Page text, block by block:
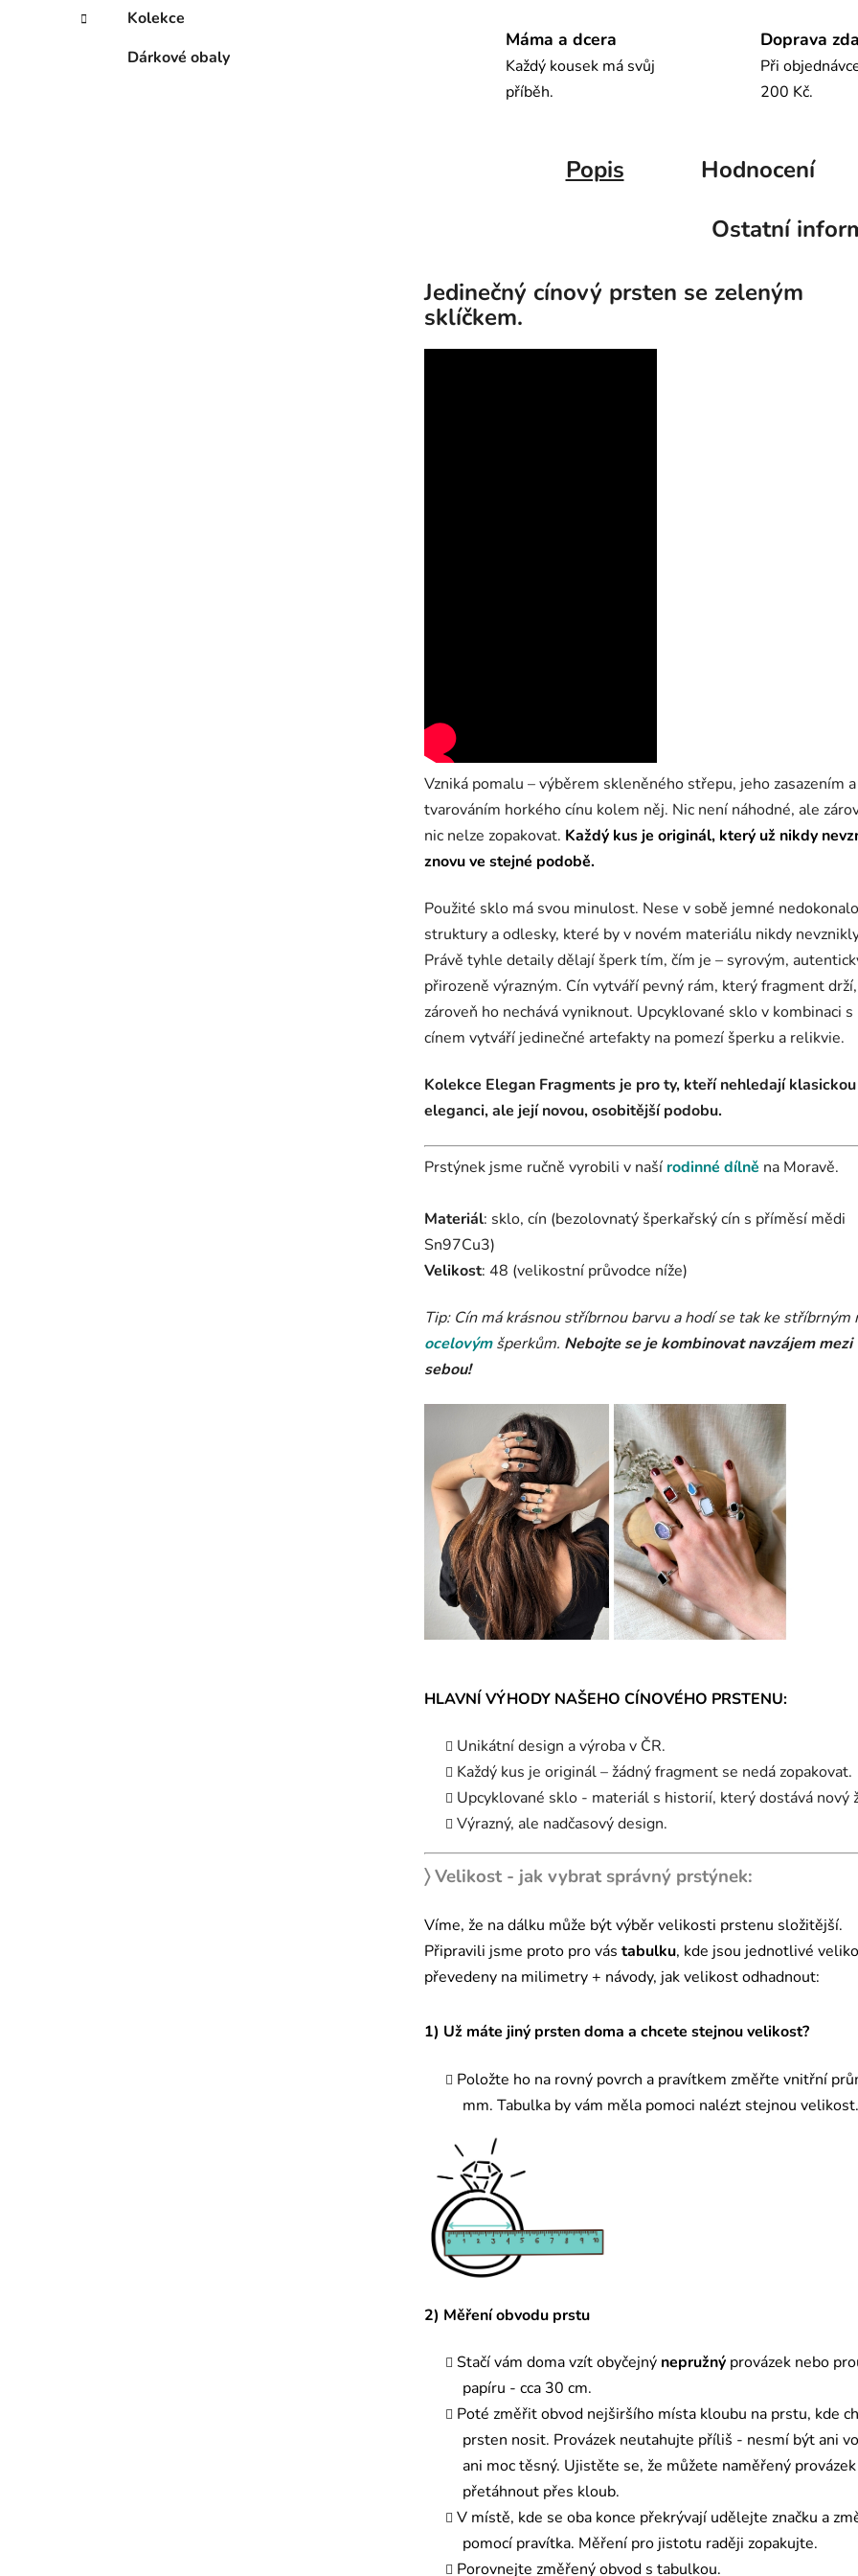
Kolekce
Dárkové obaly
Máma a dcera
Každý kousek má svůj
příběh.
Doprava
Při
200 Kč.
Popis
Hodnocení
Ostatní
Jedinečný cínový prsten se zeleným
sklíčkem.
Vzniká pomalu – výběrem skleněného střepu, jeho zasazením a
tvarováním horkého cínu kolem něj. Nic není náhodné, ale
nic nelze zopakovat. Každý kus je originál, který už nikdy
znovu ve stejné podobě.
Použité sklo má svou minulost. Nese v sobě jemné
struktury a odlesky, které by v novém materiálu nikdy
Právě tyhle detaily dělají šperk tím, čím je – syrovým,
přirozeně výrazným. Cín vytváří pevný rám, který fragment
zároveň ho nechává vyniknout. Upcyklované sklo v kombinaci s
cínem vytváří jedinečné artefakty na pomezí šperku a relikvie.
Kolekce Elegan Fragments je pro ty, kteří nehledají klasickou
eleganci, ale její novou, osobitější podobu.
Prstýnek jsme ručně vyrobili v naší rodinné dílně na Moravě.
Materiál: sklo, cín (bezolovnatý šperkařský cín s příměsí mědi
Sn97Cu3)
Velikost: 48 (velikostní průvodce níže)
Tip: Cín má krásnou stříbrnou barvu a hodí se tak ke stříbrným
ocelovýmšperkům. Nebojte se je kombinovat navzájem mezi
sebou!
HLAVNÍ VÝHODY NAŠEHO CÍNOVÉHO PRSTENU:
Unikátní design a výroba v ČR.
Každý kus je originál – žádný fragment se nedá zopakovat.
Upcyklované sklo - materiál s historií, který dostává nový
Výrazný, ale nadčasový design.
〉 Velikost - jak vybrat správný prstýnek:
Víme, že na dálku může být výběr velikosti prstenu složitější.
Připravili jsme proto pro vás tabulku, kde jsou jednotlivé
převedeny na milimetry + návody, jak velikost odhadnout:
1) Už máte jiný prsten doma a chcete stejnou velikost?
Položte ho na rovný povrch a pravítkem změřte vnitřní
mm. Tabulka by vám měla pomoci nalézt stejnou velikost.
2) Měření obvodu prstu
Stačí vám doma vzít obyčejný nepružný provázek nebo
papíru - cca 30 cm.
Poté změřit obvod nejširšího místa kloubu na prstu, kde
prsten nosit. Provázek neutahujte příliš - nesmí být ani
ani moc těsný. Ujistěte se, že můžete naměřený provázek
přetáhnout přes kloub.
V místě, kde se oba konce překrývají udělejte značku a
pomocí pravítka. Měření pro jistotu raději zopakujte.
Porovnejte změřený obvod s tabulkou.